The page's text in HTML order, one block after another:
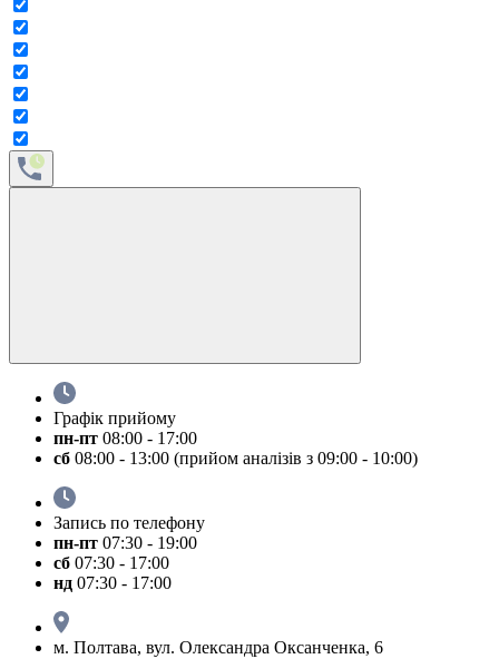
Графік прийому
пн-пт 08:00 - 17:00
сб 08:00 - 13:00 (прийом аналізів з 09:00 - 10:00)
Запись по телефону
пн-пт 07:30 - 19:00
сб 07:30 - 17:00
нд 07:30 - 17:00
м. Полтава, вул. Олександра Оксанченка, 6